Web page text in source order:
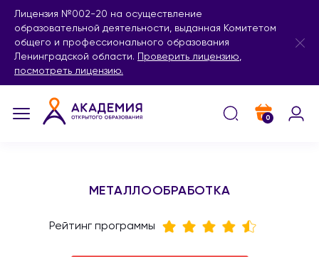
Лицензия №002-20 на осуществление
образовательной деятельности, выданная Комитетом
общего и профессионального образования
Ленинградской области.
Проверить лицензию,
посмотреть лицензию.
0
МЕТАЛЛООБРАБОТКА
Рейтинг программы